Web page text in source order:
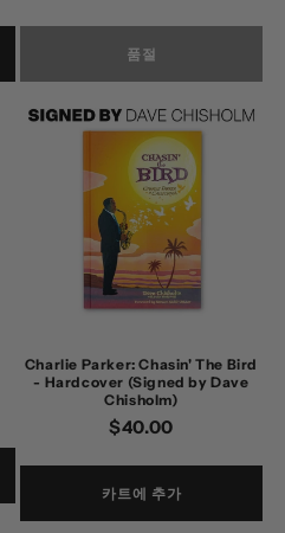
품절
Charlie Parker: Chasin' The Bird
- Hardcover (Signed by Dave
Chisholm)
정
$40.00
카트에 추가